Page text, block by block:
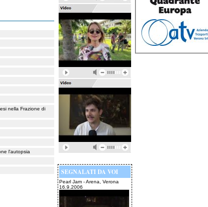
nella Frazione di
l'autopsia
SEGNALATI DA VOI
Pearl Jam - Arena, Verona
16.9.2006